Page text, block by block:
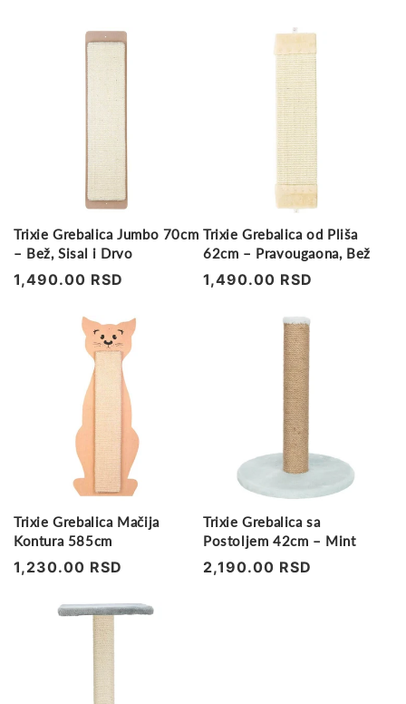
Trixie Grebalica Jumbo 70cm
– Bež, Sisal i Drvo
Regularna
1,490.00 RSD
Trixie Grebalica od Pliša
62cm – Pravougaona, Bež
Regularna
1,490.00 RSD
Trixie Grebalica Mačija
Kontura 585cm
Regularna
1,230.00 RSD
Trixie Grebalica sa
Postoljem 42cm – Mint
Regularna
2,190.00 RSD